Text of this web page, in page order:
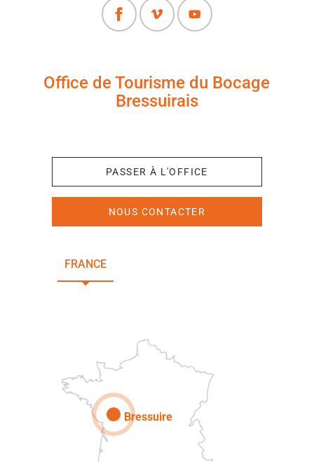
Office de Tourisme du Bocage
Bressuirais
PASSER À L'OFFICE
NOUS CONTACTER
FRANCE
Bressuire